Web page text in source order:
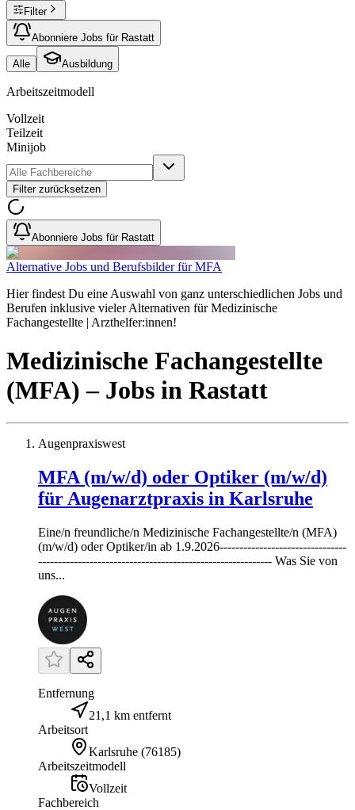
Filter
Abonniere Jobs für Rastatt
Alle Ausbildung
Arbeitszeitmodell
Vollzeit
Teilzeit
Minijob
Filter zurücksetzen
Abonniere Jobs für Rastatt
Alternative Jobs und Berufsbilder für MFA
Hier findest Du eine Auswahl von ganz unterschiedlichen Jobs und
Berufen inklusive vieler Alternativen für Medizinische
Fachangestellte | Arzthelfer:innen!
Medizinische Fachangestellte
(MFA) – Jobs in Rastatt
Augenpraxiswest
MFA (m/w/d) oder Optiker (m/w/d)
für Augenarztpraxis in Karlsruhe
Eine/n freundliche/n Medizinische Fachangestellte/n (MFA)
(m/w/d) oder Optiker/in ab 1.9.2026--------------------------------
----------------------------------------------------------- Was Sie von
uns...
Entfernung
21,1 km entfernt
Arbeitsort
Karlsruhe (76185)
Arbeitszeitmodell
Vollzeit
Fachbereich